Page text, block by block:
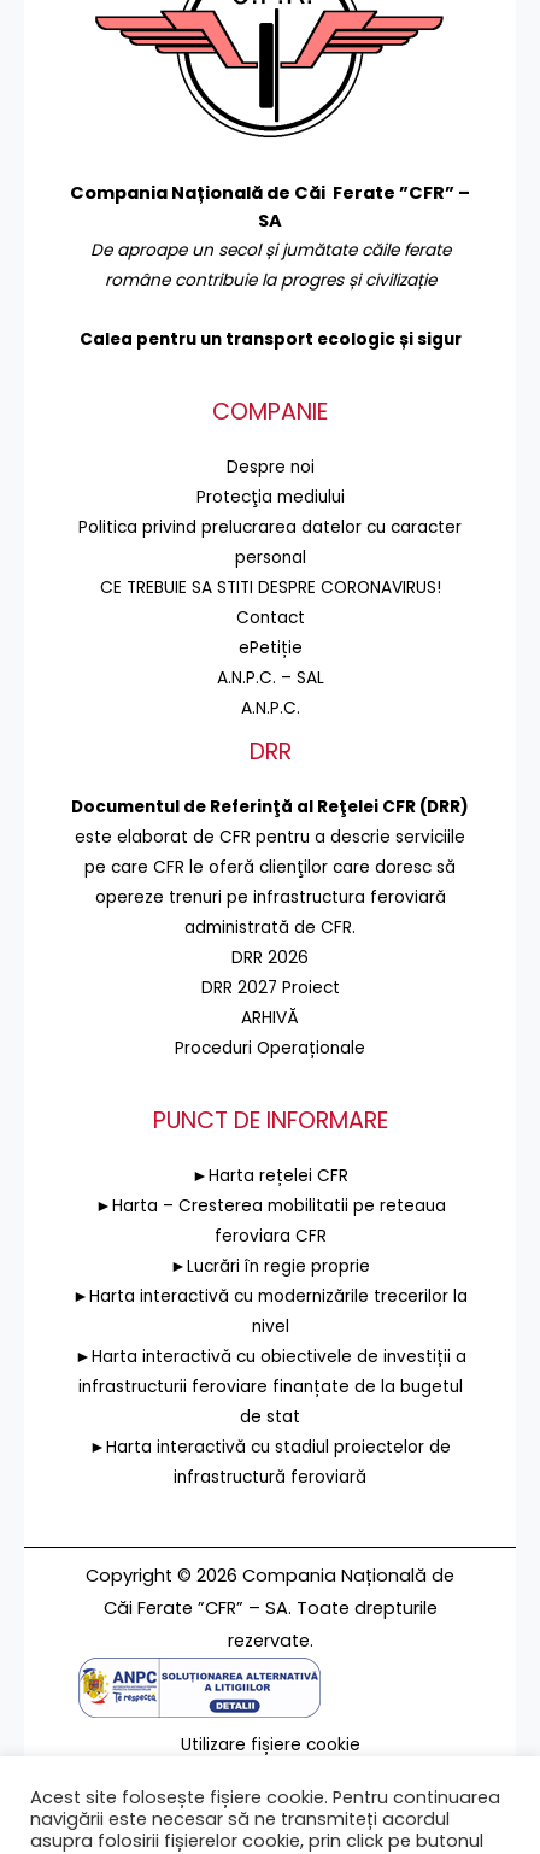
Compania Națională de Căi Ferate ”CFR” –
SA
De aproape un secol și jumătate căile ferate
române contribuie la progres și civilizație
Calea pentru un transport ecologic și sigur
COMPANIE
Despre noi
Protecţia mediului
Politica privind prelucrarea datelor cu caracter
personal
CE TREBUIE SA STITI DESPRE CORONAVIRUS!
Contact
ePetiție
A.N.P.C. – SAL
A.N.P.C.
DRR
Documentul de Referinţă al Reţelei CFR (DRR)
este elaborat de CFR pentru a descrie serviciile
pe care CFR le oferă clienţilor care doresc să
opereze trenuri pe infrastructura feroviară
administrată de CFR.
DRR 2026
DRR 2027 Proiect
ARHIVĂ
Proceduri Operaționale
PUNCT DE INFORMARE
►Harta rețelei CFR
►Harta – Cresterea mobilitatii pe reteaua
feroviara CFR
►Lucrări în regie proprie
►Harta interactivă cu modernizările trecerilor la
nivel
►Harta interactivă cu obiectivele de investiții a
infrastructurii feroviare finanțate de la bugetul
de stat
►Harta interactivă cu stadiul proiectelor de
infrastructură feroviară
Copyright © 2026 Compania Națională de
Căi Ferate ”CFR” – SA. Toate drepturile
rezervate.
Utilizare fișiere cookie
Contact
Acest site folosește fișiere cookie. Pentru continuarea
navigării este necesar să ne transmiteți acordul
asupra folosirii fișierelor cookie, prin click pe butonul